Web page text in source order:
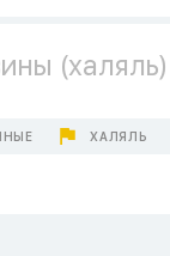
(халяль)
ХАЛЯЛЬ